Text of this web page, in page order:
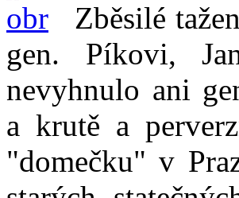
Zběsilé tažení
gen. Píkovi,
nevyhnulo ani
a krutě a
"domečku" v